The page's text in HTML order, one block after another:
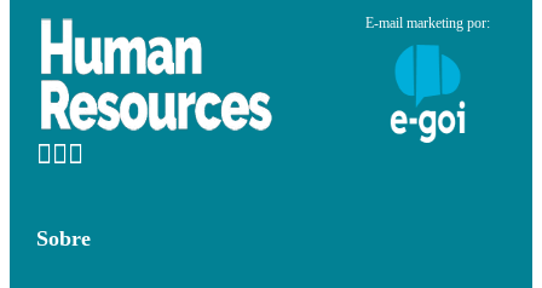
E-mail marketing por:
Sobre